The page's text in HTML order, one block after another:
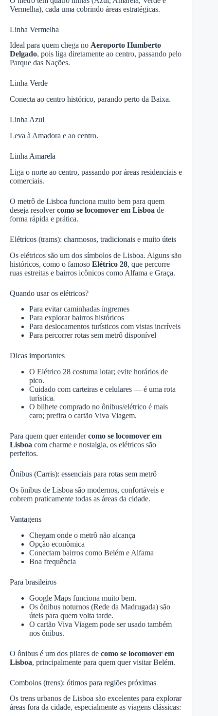
Vermelha), cada uma cobrindo áreas estratégicas.
Linha Vermelha
Ideal para quem chega no Aeroporto Humberto
Delgado, pois liga diretamente ao centro, passando pelo
Parque das Nações.
Linha Verde
Conecta ao centro histórico, parando perto da Baixa.
Linha Azul
Leva à Amadora e ao centro.
Linha Amarela
Liga o norte ao centro, passando por áreas residenciais e
comerciais.
O metrô de Lisboa funciona muito bem para quem
deseja resolvercomo se locomover em Lisboa de
forma rápida e prática.
Elétricos (trams): charmosos, tradicionais e muito úteis
Os elétricos são um dos símbolos de Lisboa. Alguns são
históricos, como o famoso Elétrico 28, que percorre
ruas estreitas e bairros icônicos como Alfama e Graça.
Quando usar os elétricos?
Para evitar caminhadas íngremes
Para explorar bairros históricos
Para deslocamentos turísticos com vistas incríveis
Para percorrer rotas sem metrô disponível
Dicas importantes
O Elétrico 28 costuma lotar; evite horários de
pico.
Cuidado com carteiras e celulares — é uma rota
turística.
O bilhete comprado no ônibus/elétrico é mais
caro; prefira o cartão Viva Viagem.
Para quem quer entendercomo se locomover em
Lisboa com charme e nostalgia, os elétricos são
perfeitos.
Ônibus (Carris): essenciais para rotas sem metrô
Os ônibus de Lisboa são modernos, confortáveis e
cobrem praticamente todas as áreas da cidade.
Vantagens
Chegam onde o metrô não alcança
Opção econômica
Conectam bairros como Belém e Alfama
Boa frequência
Para brasileiros
Google Maps funciona muito bem.
Os ônibus noturnos (Rede da Madrugada) são
úteis para quem volta tarde.
O cartão Viva Viagem pode ser usado também
nos ônibus.
O ônibus é um dos pilares de como se locomover em
Lisboa, principalmente para quem quer visitar Belém.
Comboios (trens): ótimos para regiões próximas
Os trens urbanos de Lisboa são excelentes para explorar
áreas fora da cidade, especialmente as viagens clássicas: